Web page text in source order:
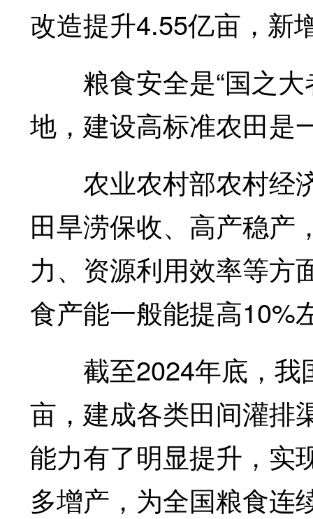
改造提升4.55亿亩，新
粮食安全是“国之大
地，建设高标准农田是
农业农村部农村经
田旱涝保收、高产稳产
力、资源利用效率等方
食产能一般能提高10%
截至2024年底，我
亩，建成各类田间灌排
能力有了明显提升，实
多增产，为全国粮食连